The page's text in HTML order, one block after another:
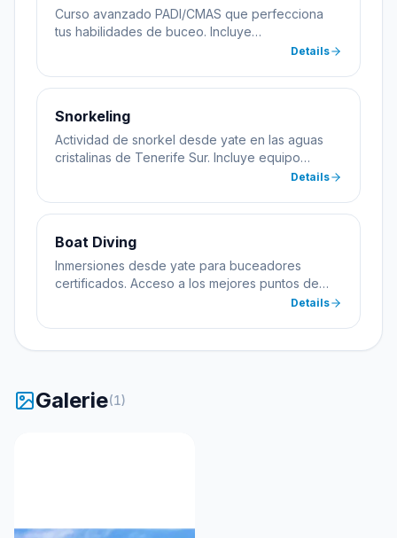
Curso avanzado PADI/CMAS que perfecciona
tus habilidades de buceo. Incluye
especialidades como navegación submarina,
se realizan desde el yate Pepez1.
Details
Snorkeling
Actividad de snorkel desde yate en las aguas
cristalinas de Tenerife Sur. Incluye equipo
completo y guía. Apto para toda la familia desde
Details
Boat Diving
Inmersiones desde yate para buceadores
certificados. Acceso a los mejores puntos de
Details
Galerie(1)